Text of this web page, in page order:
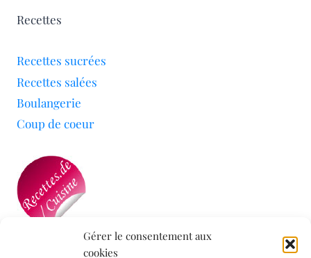
Gérer le consentement aux
cookies
Recettes
Recettes sucrées
Recettes salées
Boulangerie
Coup de coeur
Mon blog a été sélectionné par le site